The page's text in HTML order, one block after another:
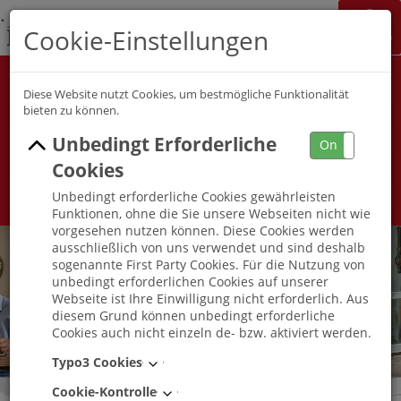
Jobchannel
Job Map
Alle Berufsfelder Alle Berufe
Umkreis
Cookie-Einstellungen
Diese Website nutzt Cookies, um bestmögliche Funktionalität
bieten zu können.
Unbedingt Erforderliche
Cookies
On
Unbedingt erforderliche Cookies gewährleisten
Funktionen, ohne die Sie unsere Webseiten nicht wie
vorgesehen nutzen können. Diese Cookies werden
ausschließlich von uns verwendet und sind deshalb
sogenannte First Party Cookies. Für die Nutzung von
unbedingt erforderlichen Cookies auf unserer
Webseite ist Ihre Einwilligung nicht erforderlich. Aus
diesem Grund können unbedingt erforderliche
Cookies auch nicht einzeln de- bzw. aktiviert werden.
Typo3 Cookies
Cookie-Kontrolle